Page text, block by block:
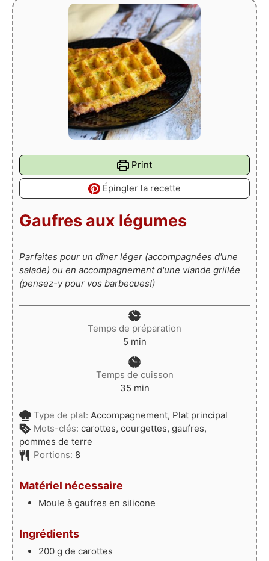
Print
Épingler la recette
Gaufres aux légumes
Parfaites pour un dîner léger (accompagnées d'une
salade) ou en accompagnement d'une viande grillée
(pensez-y pour vos barbecues!)
Temps de préparation
5minutes
min
Temps de cuisson
35minutes
min
Type de plat: Accompagnement, Plat principal
Mots-clés: carottes, courgettes, gaufres,
pommes de terre
Portions: 8
Matériel nécessaire
Moule à gaufres en silicone
Ingrédients
200 g de carottes